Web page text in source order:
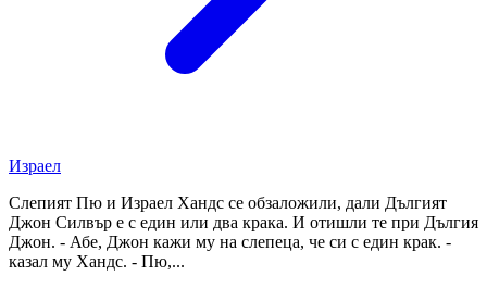
Израел
Слепият Пю и Израел Хандс се обзаложили, дали Дългият
Джон Силвър е с един или два крака. И отишли те при Дългия
Джон. - Абе, Джон кажи му на слепеца, че си с един крак. -
казал му Хандс. - Пю,...